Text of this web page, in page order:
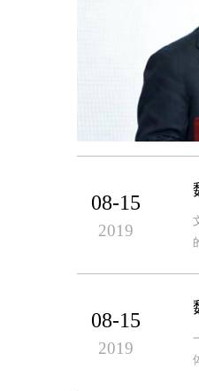
08-15
2019
08-15
2019